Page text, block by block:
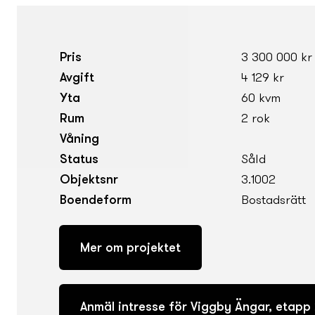
Pris
3 300 000 kr
Avgift
4 129 kr
Yta
60 kvm
Rum
2 rok
Våning
Status
Såld
Objektsnr
3.1002
Boendeform
Bostadsrätt
Mer om projektet
Anmäl intresse för Viggby Ängar, etapp